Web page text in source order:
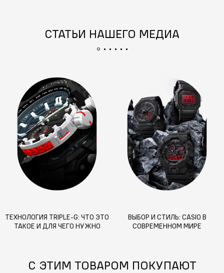
СТАТЬИ НАШЕГО МЕДИА
ТЕХНОЛОГИЯ TRIPLE-G: ЧТО ЭТО
ТАКОЕ И ДЛЯ ЧЕГО НУЖНО
ВЫБОР И СТИЛЬ: CASIO В
СОВРЕМЕННОМ МИРЕ
С ЭТИМ ТОВАРОМ ПОКУПАЮТ